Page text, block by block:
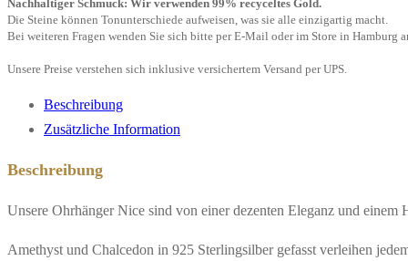
Sterlingsilber"
Menge
Nachhaltiger Schmuck: Wir verwenden 99% recyceltes Gold.
Die Steine können Tonunterschiede aufweisen, was sie alle einzigartig macht.
Bei weiteren Fragen wenden Sie sich bitte per E-Mail oder im Store in Hamburg
Unsere Preise verstehen sich inklusive versichertem Versand per UPS.
Beschreibung
Zusätzliche Information
Beschreibung
Unsere Ohrhänger Nice sind von einer dezenten Eleganz und einem
Amethyst und Chalcedon in 925 Sterlingsilber gefasst verleihen